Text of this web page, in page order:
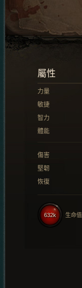
屬性
力量
敏捷
智力
體能
傷害
堅韌
恢復
632k 生命值